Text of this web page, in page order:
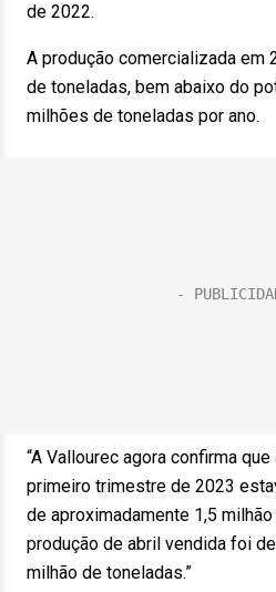
de 2022.
A produção comercializada em
de toneladas, bem abaixo do
milhões de toneladas por ano.
“A Vallourec agora confirma
primeiro trimestre de 2023
de aproximadamente 1,5
produção de abril vendida foi
milhão de toneladas.”